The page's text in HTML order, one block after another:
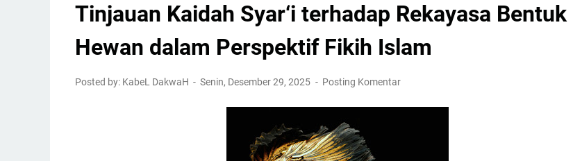
Tinjauan Kaidah Syar‘i terhadap Rekayasa Bentuk
Hewan dalam Perspektif Fikih Islam
Posted by: KabeL DakwaH Senin, Desember 29, 2025 Posting Komentar